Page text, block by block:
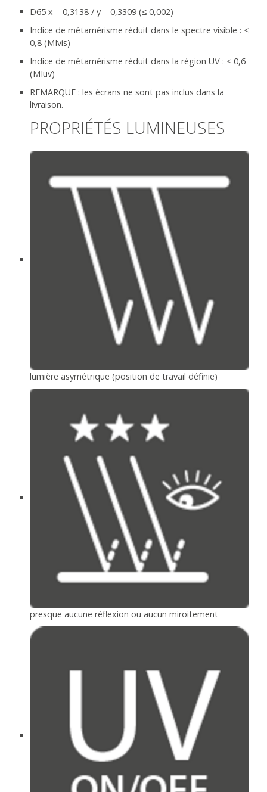
D65 x = 0,3138 / y = 0,3309 (≤ 0,002)
Indice de métamérisme réduit dans le spectre visible : ≤
0,8 (MIvis)
Indice de métamérisme réduit dans la région UV : ≤ 0,6
(MIuv)
REMARQUE : les écrans ne sont pas inclus dans la
livraison.
PROPRIÉTÉS LUMINEUSES
lumière asymétrique (position de travail définie)
presque aucune réflexion ou aucun miroitement